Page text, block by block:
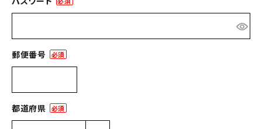
(必
郵便番号
(必
都道府県
(必